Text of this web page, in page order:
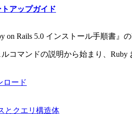
アップガイド
on Rails 5.0 インストール手順書』
コマンドの説明から始まり、
ロード